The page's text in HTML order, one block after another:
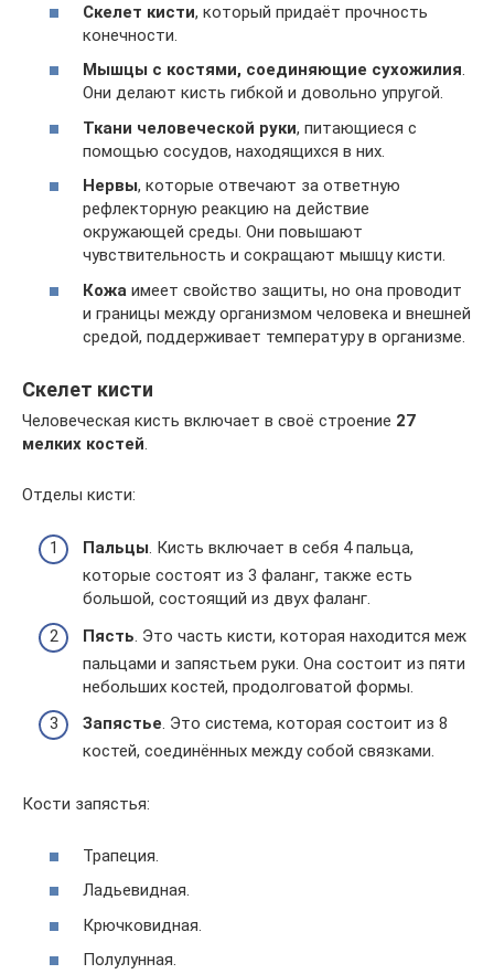
Скелет кисти, который придаёт прочность
конечности.
Мышцы с костями, соединяющие сухожилия.
Они делают кисть гибкой и довольно упругой.
Ткани человеческой руки, питающиеся с
помощью сосудов, находящихся в них.
Нервы, которые отвечают за ответную
рефлекторную реакцию на действие
окружающей среды. Они повышают
чувствительность и сокращают мышцу кисти.
Кожа имеет свойство защиты, но она проводит
и границы между организмом человека и внешней
средой, поддерживает температуру в организме.
Скелет кисти
Человеческая кисть включает в своё строение 27
мелких костей
Отделы кисти:
Пальцы. Кисть включает в себя 4 пальца,
которые состоят из 3 фаланг, также есть
большой, состоящий из двух фаланг.
Пясть . Это часть кисти, которая находится меж
пальцами и запястьем руки. Она состоит из пяти
небольших костей, продолговатой формы.
Запястье. Это система, которая состоит из 8
костей, соединённых между собой связками.
Кости запястья:
Трапеция.
Ладьевидная.
Крючковидная.
Полулунная.